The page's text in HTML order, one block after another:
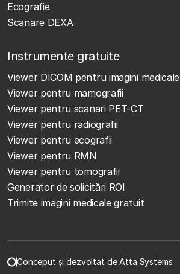
Ecografie
Scanare DEXA
Instrumente gratuite
Viewer DICOM pentru imagini medicale
Viewer pentru mamografii
Viewer pentru scanari PET-CT
Viewer pentru radiografii
Viewer pentru ecografii
Viewer pentru RMN
Viewer pentru tomografii
Generator de solicitări ROI
Trimite imagini medicale gratuit
Conceput și dezvoltat de Atta Systems